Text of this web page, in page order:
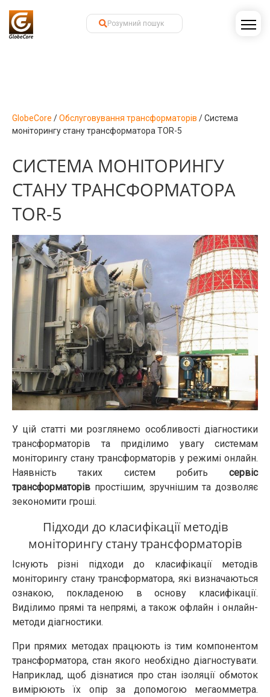
GlobeCore /Обслуговування трансформаторів /Система
моніторингу стану трансформатора TOR-5
СИСТЕМА МОНІТОРИНГУ
СТАНУ ТРАНСФОРМАТОРА
TOR-5
У цій статті ми розглянемо особливості діагностики
трансформаторів та приділимо увагу системам
моніторингу стану трансформаторів у режимі онлайн.
Наявність таких систем робить сервіс
трансформаторів простішим, зручнішим та дозволяє
зекономити гроші.
Підходи до класифікації методів
моніторингу стану трансформаторів
Існують різні підходи до класифікації методів
моніторингу стану трансформатора, які визначаються
ознакою, покладеною в основу класифікації.
Виділимо прямі та непрямі, а також офлайн і онлайн-
методи діагностики.
При прямих методах працюють із тим компонентом
трансформатора, стан якого необхідно діагностувати.
Наприклад, щоб дізнатися про стан ізоляції обмоток
вимірюють їх опір за допомогою мегаомметра.